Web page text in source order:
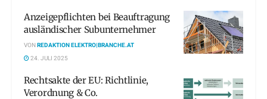
Anzeigepflichten bei Beauftragung
ausländischer Subunternehmer
VONREDAKTION ELEKTRO|BRANCHE.AT
24. JULI 2025
Rechtsakte der EU: Richtlinie,
Verordnung & Co.